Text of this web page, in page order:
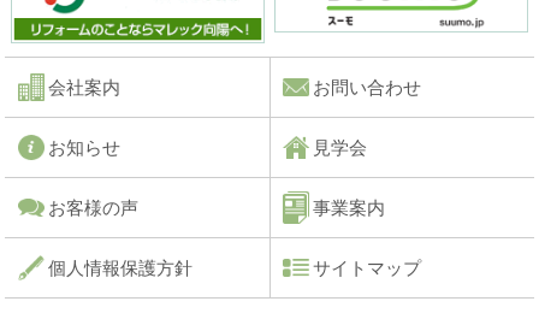
会社案内 お問い合わせ
お知らせ 見学会
お客様の声 事業案内
個人情報保護方針 サイトマップ